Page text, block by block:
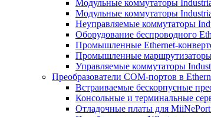
Модульные коммутаторы
Модульные коммутаторы
Неуправляемые коммутаторы
Оборудование беспроводного
Промышленные Ethernet-
Промышленные
Управляемые коммутаторы
Преобразователи COM-портов в
Встраиваемые бескорпусные
Консольные и терминальные
Отладочные платы для